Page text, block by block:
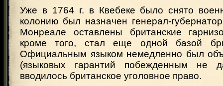
Уже в 1764 г. в Квебеке было снято
колонию был назначен генерал-
Монреале оставлены британские
кроме того, стал еще одной базой
Официальным языком немедленно был
(языковых гарантий побежденным не
вводилось британское уголовное право.